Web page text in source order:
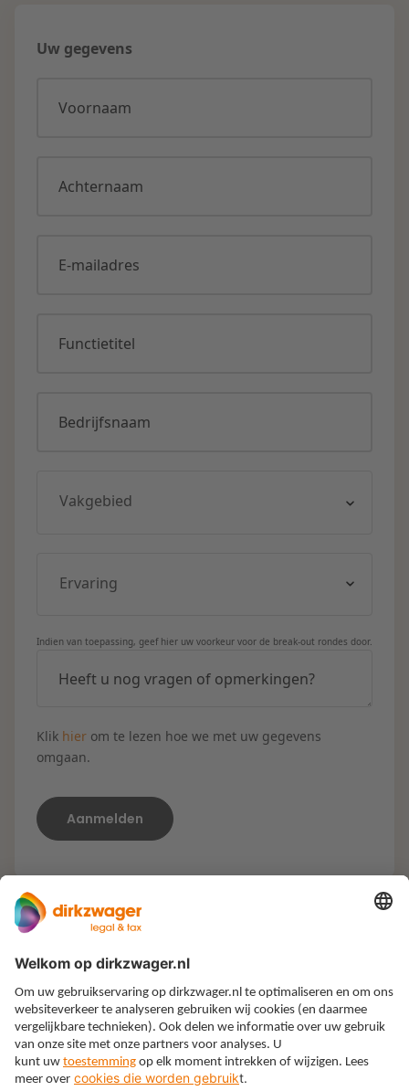
Uw gegevens
Voornaam
Achternaam
E-mailadres
Functietitel
Bedrijfsnaam
Indien van toepassing, geef hier uw voorkeur voor de break-out rondes door.
Heeft u nog vragen of opmerkingen?
Klik hier om te lezen hoe we met uw gegevens
omgaan.
Expertises
Thema’s